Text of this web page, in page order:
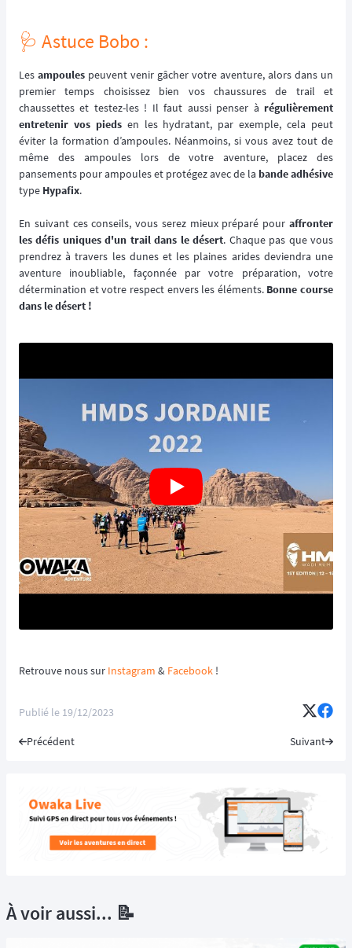
🩺 Astuce Bobo :
Les ampoules peuvent venir gâcher votre aventure, alors dans un
premier temps choisissez bien vos chaussures de trail et
chaussettes et testez-les ! Il faut aussi penser à régulièrement
entretenir vos piedsen les hydratant, par exemple, cela peut
éviter la formation d’ampoules. Néanmoins, si vous avez tout de
même des ampoules lors de votre aventure, placez des
pansements pour ampoules et protégez avec de la bande adhésive
type Hypafix.
En suivant ces conseils, vous serez mieux préparé pour affronter
les défis uniques d'un trail dans le désert. Chaque pas que vous
prendrez à travers les dunes et les plaines arides deviendra une
aventure inoubliable, façonnée par votre préparation, votre
détermination et votre respect envers les éléments. Bonne course
dans le désert !
Retrouve nous sur Instagram & Facebook !
Publié le 19/12/2023
Précédent Suivant
À voir aussi... 📝